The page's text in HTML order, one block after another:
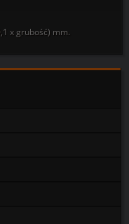
x grubość) mm.